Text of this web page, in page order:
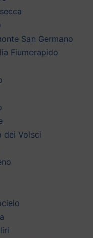
San Germano
Fiumerapido
dei Volsci